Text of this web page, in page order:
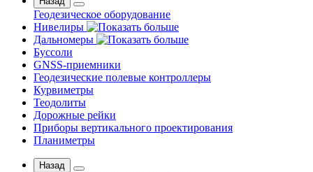
Геодезическое оборудование
Нивелиры
Дальномеры
Буссоли
GNSS-приемники
Геодезические полевые контроллеры
Курвиметры
Теодолиты
Дорожные рейки
Приборы вертикального проектирования
Планиметры
Назад